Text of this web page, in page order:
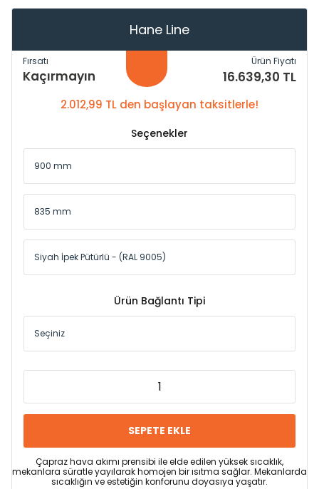
Hane Line
Fırsatı
Kaçırmayın
Ürün Fiyatı
16.639,30 TL
2.012,99 TL den başlayan taksitlerle!
Seçenekler
Ürün Bağlantı Tipi
SEPETE EKLE
Çapraz hava akımı prensibi ile elde edilen yüksek sıcaklık,
mekanlara süratle yayılarak homojen bir ısıtma sağlar. Mekanlarda
sıcaklığın ve estetiğin konforunu doyasıya yaşatır.